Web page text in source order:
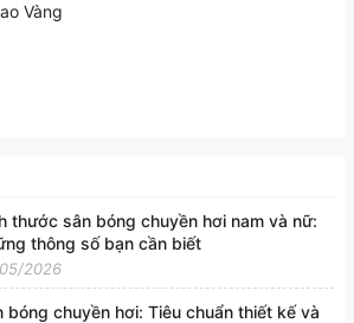
Vàng
thước sân bóng chuyền hơi nam và nữ:
thông số bạn cần biết
2026
bóng chuyền hơi: Tiêu chuẩn thiết kế và